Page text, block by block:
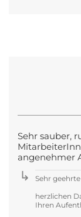
Sehr sauber,
angenehmer
Sehr geehrte
herzlichen
Ihren